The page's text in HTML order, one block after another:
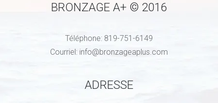
BRONZAGE A+ © 2016
Téléphone: 819-751-6149
Courriel: info@bronzageaplus.com
ADRESSE